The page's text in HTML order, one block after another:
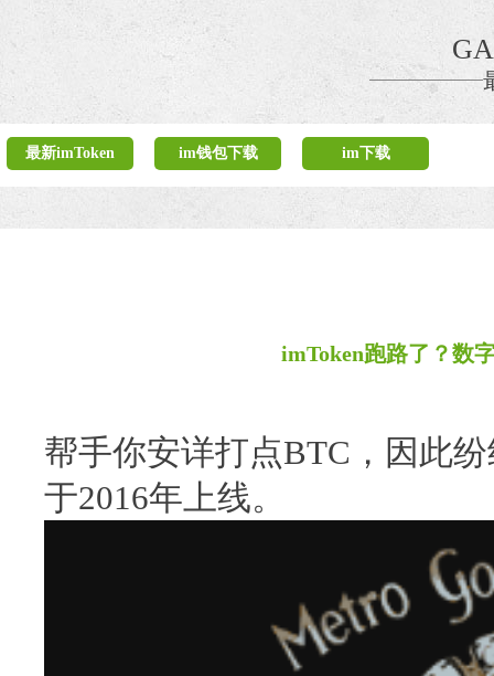
最新imToken im钱包下载 im下载
imToken跑路了？数
帮手你安详打点BTC，因此
于2016年上线。